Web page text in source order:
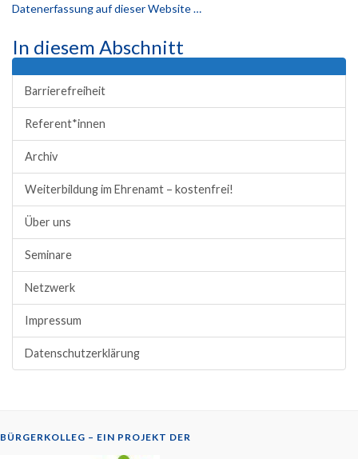
Datenerfassung auf dieser Website …
In diesem Abschnitt
Barrierefreiheit
Referent*innen
Archiv
Weiterbildung im Ehrenamt – kostenfrei!
Über uns
Seminare
Netzwerk
Impressum
Datenschutzerklärung
BÜRGERKOLLEG – EIN PROJEKT DER